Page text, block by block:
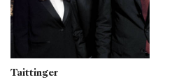
Taittinger